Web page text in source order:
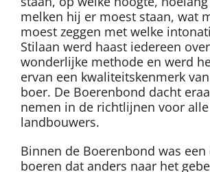
melken hij er moest staan, wat
moest zeggen met welke
Stilaan werd haast iedereen
wonderlijke methode en werd
ervan een kwaliteitskenmerk
boer. De Boerenbond dacht
nemen in de richtlijnen voor alle
landbouwers.
Binnen de Boerenbond was een
boeren dat anders naar het